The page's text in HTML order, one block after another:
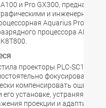
и Pro GX300,
и инженерными
Aquarius Pro
процессора AMD
проекторы PLC-SC10 и
фокусировать
компенсировать ошибки
установке, устраняя
проекции и адаптируясь